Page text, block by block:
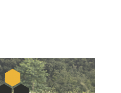
choisies
sur
la